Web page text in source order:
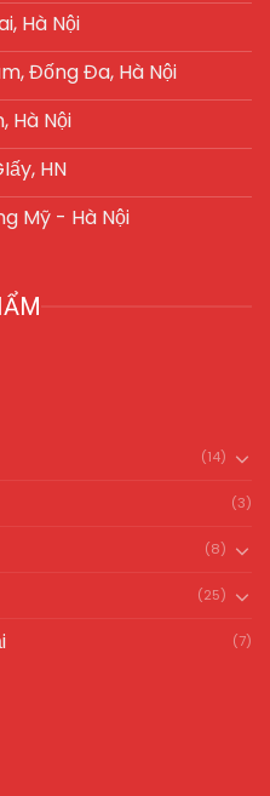
Hà Nội
Đống Đa, Hà Nội
Hà Nội
HN
Mỹ - Hà Nội
(14)
(3)
(8)
(25)
(7)